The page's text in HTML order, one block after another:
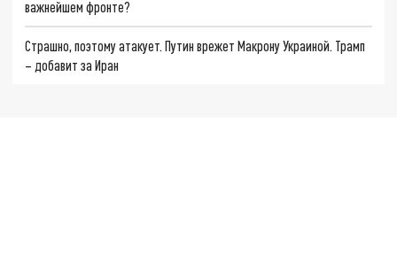
важнейшем фронте?
Страшно, поэтому атакует. Путин врежет Макрону Украиной. Трамп
– добавит за Иран